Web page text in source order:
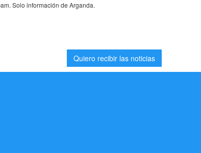
del Rey el I Duatlón ‘Ciudad Europea del Deporte’
el I Duatlón